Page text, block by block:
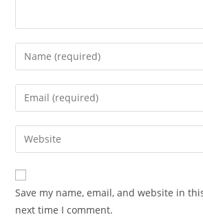
Enter
your
name
comment
Enter
your
email
address
comment
Enter
your
website
URL
(optional)
Save my name, email, and website in
next time I comment.